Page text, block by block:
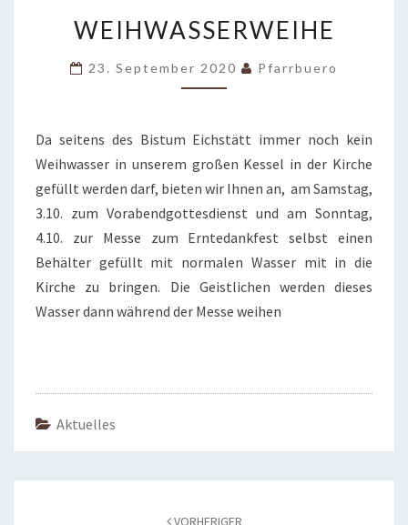
WEIHWASSERWEIHE
23. September 2020 Pfarrbuero
Da seitens des Bistum Eichstätt immer noch kein
Weihwasser in unserem großen Kessel in der Kirche
gefüllt werden darf, bieten wir Ihnen an, am Samstag,
3.10. zum Vorabendgottesdienst und am Sonntag,
4.10. zur Messe zum Erntedankfest selbst einen
Behälter gefüllt mit normalen Wasser mit in die
Kirche zu bringen. Die Geistlichen werden dieses
Wasser dann während der Messe weihen
Aktuelles
VORHERIGER